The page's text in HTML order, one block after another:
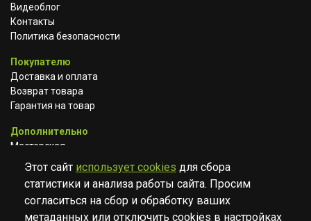
Видеоблог
Контакты
Политика безопасности
Покупателю
Доставка и оплата
Возврат товара
Гарантия на товар
Дополнительно
Мастерская
Сотрудничество
YOUTUBE
Этот сайт использует cookies для сбора
статистики и анализа работы сайта. Просим
согласиться на сбор и обработку ваших
метаданных или отключить cookies в настройках